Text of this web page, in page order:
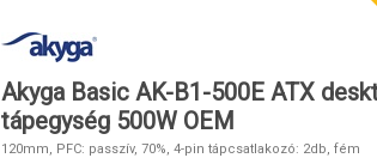
Akyga Basic AK-B1-500E ATX
tápegység 500W OEM
120mm, PFC: passzív, 70%, 4-pin tápcsatlakozó: 2db, fém